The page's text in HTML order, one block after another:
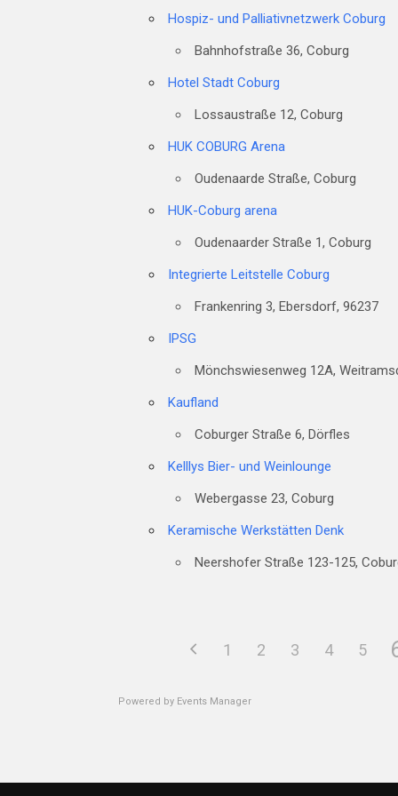
Orte mit vielen
Hospiz- und Palliativnetzwerk Coburg
Bahnhofstraße 36, Coburg
Hotel Stadt Coburg
Lossaustraße 12, Coburg
HUK COBURG Arena
Oudenaarde Straße, Coburg
HUK-Coburg arena
Oudenaarder Straße 1, Coburg
Integrierte Leitstelle Coburg
Frankenring 3, Ebersdorf, 96237
IPSG
Mönchswiesenweg 12A,
Kaufland
Coburger Straße 6, Dörfles
Kelllys Bier- und Weinlounge
Webergasse 23, Coburg
Keramische Werkstätten Denk
Neershofer Straße 123-125,
1 2 3 4 5
Powered by Events Manager